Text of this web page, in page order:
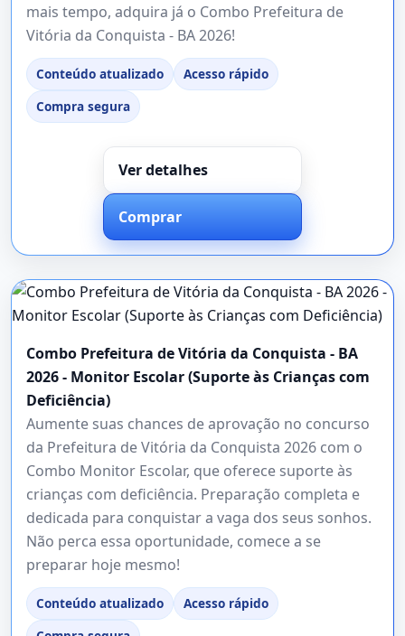
mais tempo, adquira já o Combo Prefeitura de
Vitória da Conquista - BA 2026!
Conteúdo atualizado
Acesso rápido
Compra segura
Ver detalhes
Comprar
Combo Prefeitura de Vitória da Conquista - BA
2026 - Monitor Escolar (Suporte às Crianças com
Deficiência)
Aumente suas chances de aprovação no concurso
da Prefeitura de Vitória da Conquista 2026 com o
Combo Monitor Escolar, que oferece suporte às
crianças com deficiência. Preparação completa e
dedicada para conquistar a vaga dos seus sonhos.
Não perca essa oportunidade, comece a se
preparar hoje mesmo!
Conteúdo atualizado
Acesso rápido